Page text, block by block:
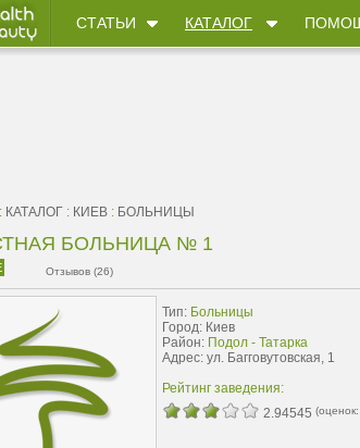
СТАТЬИ КАТАЛОГ
: КАТАЛОГ : КИЕВ : БОЛЬНИЦЫ
БОЛЬНИЦА № 1
Отзывов (26)
Тип: Больницы
Город: Киев
Район: Подол - Татарка
Адрес: ул. Багговутовская, 1
Рейтинг заведения:
2.94545 (оценок: